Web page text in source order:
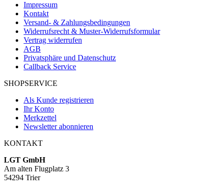
Impressum
Kontakt
Versand- & Zahlungsbedingungen
Widerrufsrecht & Muster-Widerrufsformular
Vertrag widerrufen
AGB
Privatsphäre und Datenschutz
Callback Service
SHOPSERVICE
Als Kunde registrieren
Ihr Konto
Merkzettel
Newsletter abonnieren
KONTAKT
LGT GmbH
Am alten Flugplatz 3
54294 Trier